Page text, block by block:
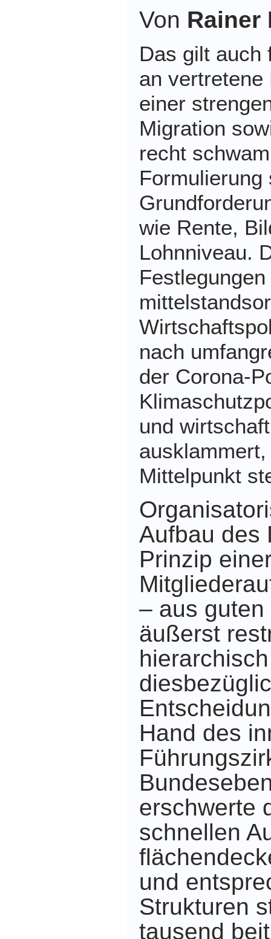
Von Rainer
Das gilt auch
an vertretene
einer
Migration
recht
Formulierung
wie Rente,
Lohnniveau.
nach
der Corona-
und
Mittelpunkt
Aufbau des
Prinzip
– aus
äußerst
Hand des
erschwerte
schnellen
und
Strukturen
tausend